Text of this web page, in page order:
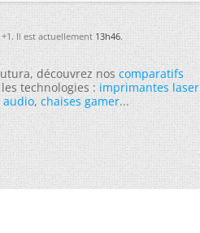
Il est actuellement13h46.
découvrez noscomparatifs
technologies :imprimantes laser
audio,chaises gamer...